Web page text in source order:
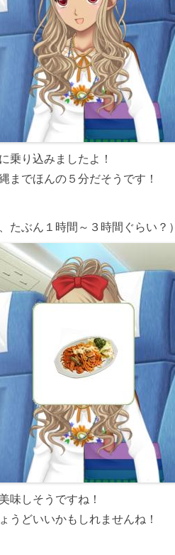
乗り込みましたよ！
までほんの５分だそうです！
たぶん１時間～３時間ぐらい？）
味しそうですね！
うどいいかもしれませんね！